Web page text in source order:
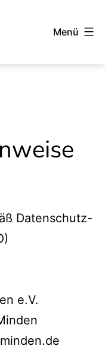
Menü
Datenschutz-
e.V.